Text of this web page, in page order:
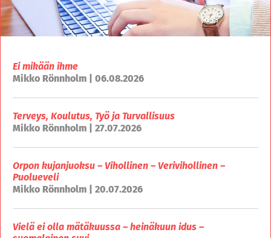
Ei mikään ihme
Mikko Rönnholm | 06.08.2026
Terveys, Koulutus, Työ ja Turvallisuus
Mikko Rönnholm | 27.07.2026
Orpon kujanjuoksu – Vihollinen – Verivihollinen –
Puolueveli
Mikko Rönnholm | 20.07.2026
Vielä ei olla mätäkuussa – heinäkuun idus –